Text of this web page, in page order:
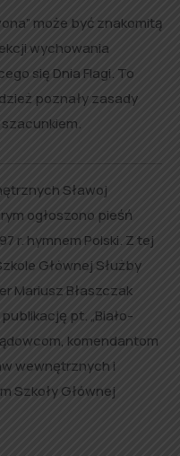
może być znakomitą
wychowania
się Dnia Flagi. To
poznały zasady
Sławoj
ogłoszono pieśń
r. hymnem Polski. Z tej
Głównej Służby
Mariusz Błaszczak
pt. „Biało-
komendantom
wewnętrznych i
Szkoły Głównej